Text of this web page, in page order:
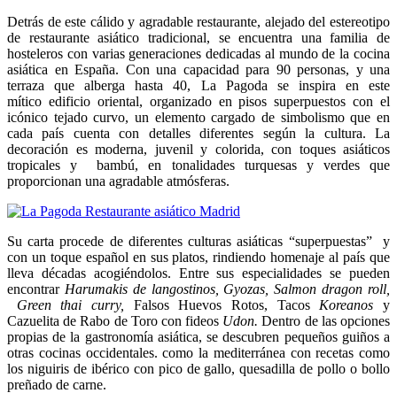
Detrás de este cálido y agradable restaurante, alejado del estereotipo
de restaurante asiático tradicional, se encuentra una familia de
hosteleros con varias generaciones dedicadas al mundo de la cocina
asiática en España. Con una capacidad para 90 personas, y una
terraza que alberga hasta 40, La Pagoda se inspira en este
mítico edificio oriental, organizado en pisos superpuestos con el
icónico tejado curvo, un elemento cargado de simbolismo que en
cada país cuenta con detalles diferentes según la cultura. La
decoración es moderna, juvenil y colorida, con toques asiáticos
tropicales y bambú, en tonalidades turquesas y verdes que
proporcionan una agradable atmósferas.
Su carta procede de diferentes culturas asiáticas “superpuestas” y
con un toque español en sus platos, rindiendo homenaje al país que
lleva décadas acogiéndolos. Entre sus especialidades se pueden
encontrar Harumakis de langostinos, Gyozas, Salmon dragon roll,
Green thai curry, Falsos Huevos Rotos, Tacos Koreanosy
Cazuelita de Rabo de Toro con fideos Udon.Dentro de las opciones
propias de la gastronomía asiática, se descubren pequeños guiños a
otras cocinas occidentales. como la mediterránea con recetas como
los niguiris de ibérico con pico de gallo, quesadilla de pollo o bollo
preñado de carne.